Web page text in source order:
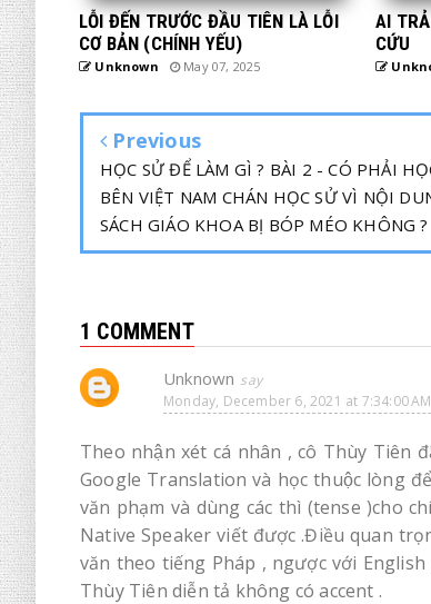
LỖI ĐẾN TRƯỚC ĐẦU TIÊN LÀ LỖI
CƠ BẢN (CHÍNH YẾU)
Unknown May 07, 2025
AI
CỨU
Previous
HỌC SỬ ĐỂ LÀM GÌ ? BÀI 2 - CÓ PHẢI
BÊN VIỆT NAM CHÁN HỌC SỬ VÌ NỘI
SÁCH GIÁO KHOA BỊ BÓP MÉO KHÔNG ?
1 COMMENT
Unknown
Monday, December 6, 2021 at 7:34:00
Theo nhận xét cá nhân , cô Thùy Tiên
Google Translation và học thuộc lòng
văn phạm và dùng các thì (tense )cho
Native Speaker viết được .Điều quan
văn theo tiếng Pháp , ngược với
Thùy Tiên diễn tả không có accent .